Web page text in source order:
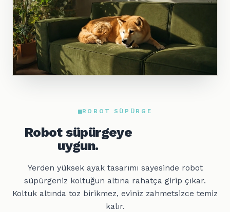
ROBOT SÜPÜRGE
Robot süpürgeye
uygun.
Yerden yüksek ayak tasarımı sayesinde robot
süpürgeniz koltuğun altına rahatça girip çıkar.
Koltuk altında toz birikmez, eviniz zahmetsizce temiz
kalır.